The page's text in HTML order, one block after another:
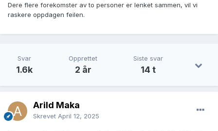
Dere flere forekomster av to personer er lenket sammen, vil vi
raskere oppdagen feilen.
Svar
1.6k
Opprettet
2 år
Siste svar
14 t
Arild Maka
Skrevet April 12, 2025